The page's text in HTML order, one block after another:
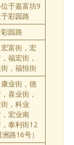
于嘉富坊9
彩园路
园路
富街，宏
福宏街，
，福恒街
业街，德
喜业街，
，科业
宏业南
泰利街12
路16号）